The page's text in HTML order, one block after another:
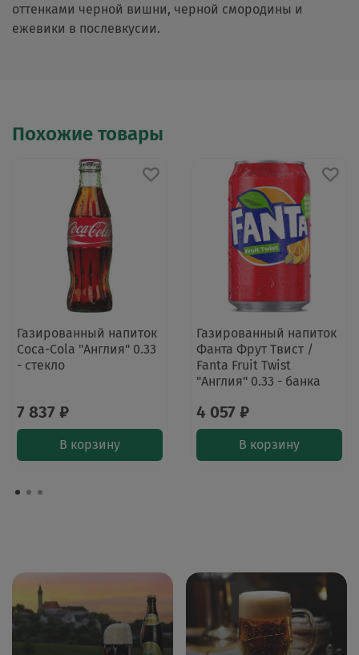
оттенками черной вишни, черной смородины и
ежевики в послевкусии.
Похожие товары
Газированный напиток
Coca-Cola "Англия" 0.33
- стекло
7 837 ₽
В корзину
Газированный напиток
Фанта Фрут Твист /
Fanta Fruit Twist
"Англия" 0.33 - банка
4 057 ₽
В корзину